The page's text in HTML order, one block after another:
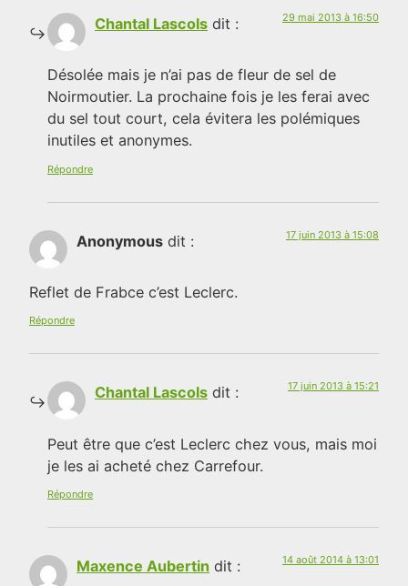
Chantal Lascols dit : 29 mai 2013 à 16:50
Désolée mais je n’ai pas de fleur de sel de
Noirmoutier. La prochaine fois je les ferai avec
du sel tout court, cela évitera les polémiques
inutiles et anonymes.
Répondre
Anonymous dit : 17 juin 2013 à 15:08
Reflet de Frabce c’est Leclerc.
Répondre
Chantal Lascols dit : 17 juin 2013 à 15:21
Peut être que c’est Leclerc chez vous, mais moi
je les ai acheté chez Carrefour.
Répondre
Maxence Aubertin dit : 14 août 2014 à 13:01